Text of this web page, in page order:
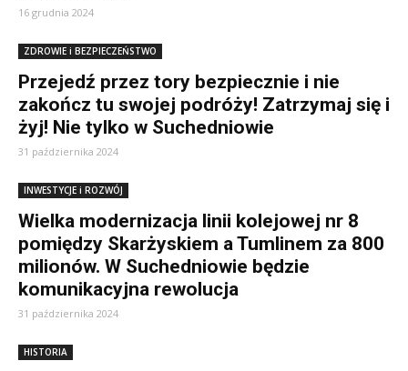
16 grudnia 2024
ZDROWIE i BEZPIECZEŃSTWO
Przejedź przez tory bezpiecznie i nie
zakończ tu swojej podróży! Zatrzymaj się i
żyj! Nie tylko w Suchedniowie
31 października 2024
INWESTYCJE i ROZWÓJ
Wielka modernizacja linii kolejowej nr 8
pomiędzy Skarżyskiem a Tumlinem za 800
milionów. W Suchedniowie będzie
komunikacyjna rewolucja
31 października 2024
HISTORIA